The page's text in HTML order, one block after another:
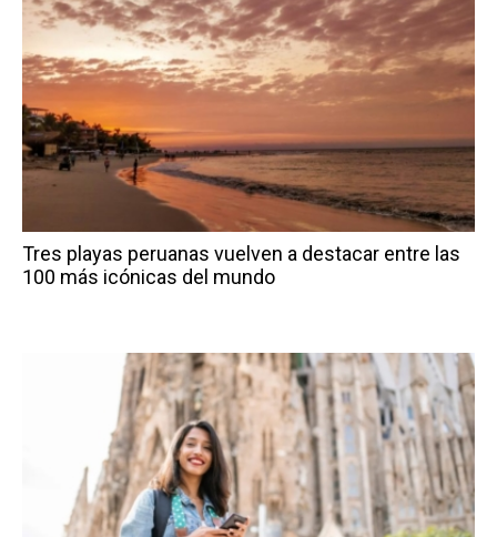
Tres playas peruanas vuelven a destacar entre las
100 más icónicas del mundo